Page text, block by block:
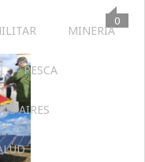
MINERIA
PESCA
AIRES
0